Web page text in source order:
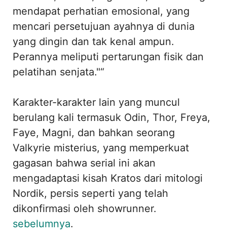
mendapat perhatian emosional, yang
mencari persetujuan ayahnya di dunia
yang dingin dan tak kenal ampun.
Perannya meliputi pertarungan fisik dan
pelatihan senjata."“
Karakter-karakter lain yang muncul
berulang kali termasuk Odin, Thor, Freya,
Faye, Magni, dan bahkan seorang
Valkyrie misterius, yang memperkuat
gagasan bahwa serial ini akan
mengadaptasi kisah Kratos dari mitologi
Nordik, persis seperti yang telah
dikonfirmasi oleh showrunner.
sebelumnya.